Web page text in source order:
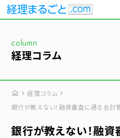
トップページ
事業内容
業務フロー
column
経理コラム
home chevron_right経理コラム chevron_right
銀行が教えない！融資審査に通る会計
銀行が教えない！融